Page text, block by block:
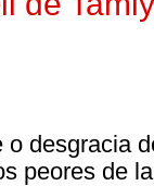
desgracia
peores de